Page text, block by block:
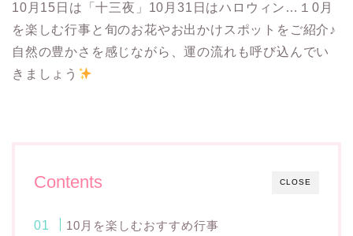
10月15日は「十三夜」10月31日はハロウィン…１0月
を楽しむ行事と旬のお花やお出かけスポットをご紹介♪
自然の豊かさを感じながら、運の流れも呼び込んでい
きましょう
CLOSE
Contents
10月を楽しむおすすめ行事